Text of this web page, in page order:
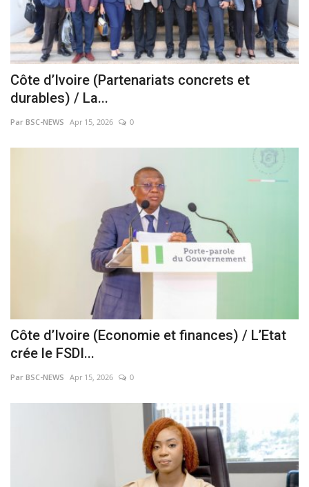
Côte d’Ivoire (Partenariats concrets et
durables) / La...
Par BSC-NEWS Apr 15, 2026 0
Côte d’Ivoire (Economie et finances) / L’Etat
crée le FSDI...
Par BSC-NEWS Apr 15, 2026 0